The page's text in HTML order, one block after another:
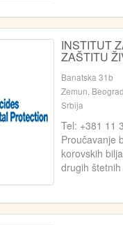
INSTITUT
ZAŠTITU
Banatska 31b
Zemun,
Srbija
Tel: +381 11
Proučavanje
korovskih
drugih štetnih